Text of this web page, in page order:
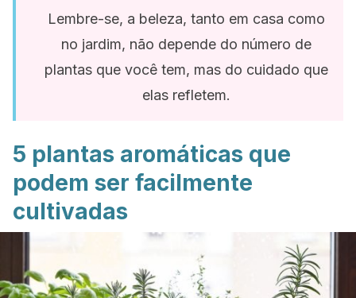
Lembre-se, a beleza, tanto em casa como
no jardim, não depende do número de
plantas que você tem, mas do cuidado que
elas refletem.
5 plantas aromáticas que
podem ser facilmente
cultivadas